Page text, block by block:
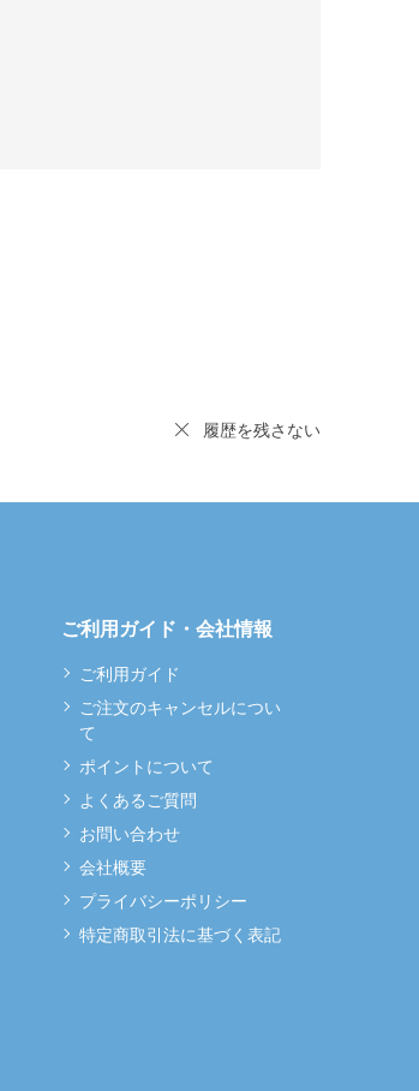
履歴を残さない
ご利用ガイド・会社情報
ご利用ガイド
ご注文のキャンセルについ
て
ポイントについて
よくあるご質問
お問い合わせ
会社概要
プライバシーポリシー
特定商取引法に基づく表記